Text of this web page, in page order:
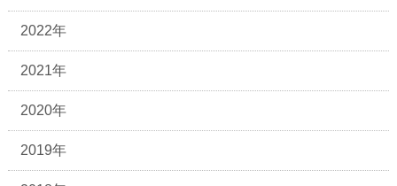
2022年
2021年
2020年
2019年